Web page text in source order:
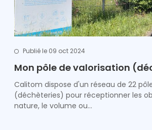
Publié le 09 oct 2024
Mon pôle de valorisation
Calitom dispose d'un réseau de 22
(déchèteries) pour réceptionner les
nature, le volume ou…